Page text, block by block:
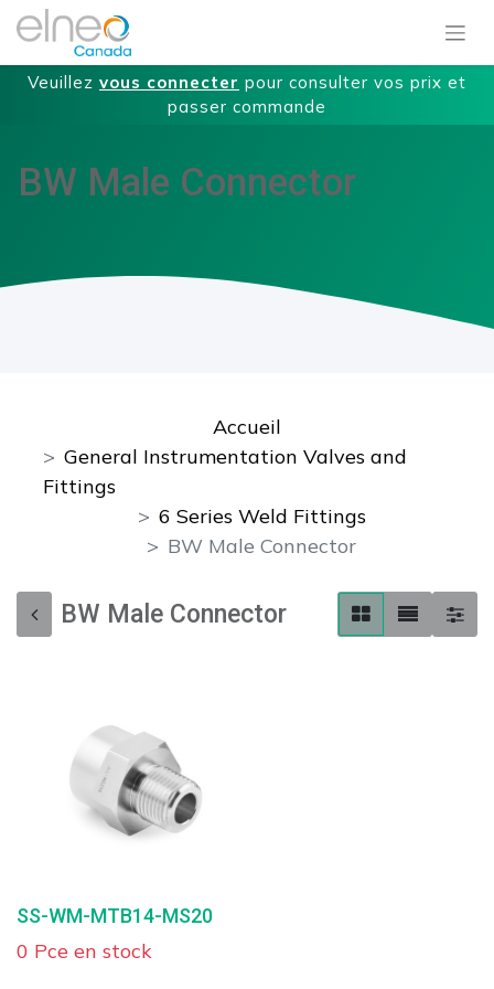
Veuillez vous connecter pour consulter vos prix et
passer commande
BW Male Connector
Accueil
General Instrumentation Valves and
Fittings
6 Series Weld Fittings
BW Male Connector
BW Male Connector
SS-WM-MTB14-MS20
0 Pce en stock